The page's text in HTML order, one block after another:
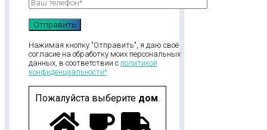
Нажимая кнопку "Отправить", я даю своё
согласие на обработку моих персональных
данных, в соответствии с политикой
конфиденциальности*
Пожалуйста выберите дом.